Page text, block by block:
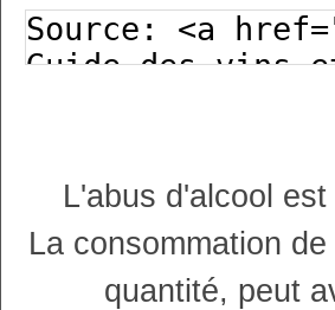
L'abus d'alcool
La consommation
quantité, peut